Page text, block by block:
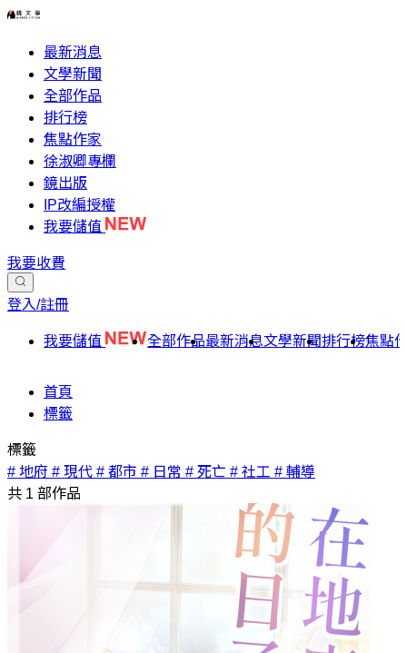
最新消息
文學新聞
全部作品
排行榜
焦點作家
徐淑卿專欄
鏡出版
IP改編授權
我要儲值
我要收費
登入/註冊
我要儲值 全部作品最新消息文學新聞排行榜焦點
首頁
標籤
標籤
# 地府 # 現代 # 都市 # 日常 # 死亡 # 社工 # 輔導
共 1 部作品